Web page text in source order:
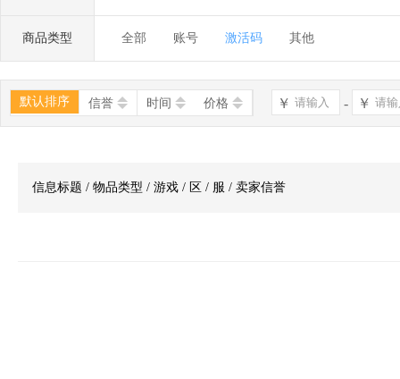
商品类型 全部 账号 激活码 其他
默认排序 信誉 时间 价格 ￥ - ￥
信息标题 / 物品类型 / 游戏 / 区 / 服 / 卖家信誉